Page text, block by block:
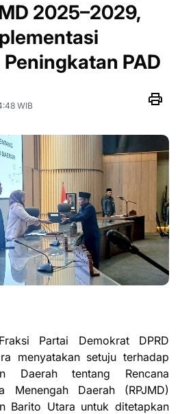
2025–2029,
PAD
WIB
Partai Demokrat DPRD
menyatakan setuju terhadap
Daerah tentang Rencana
Menengah Daerah (RPJMD)
Barito Utara untuk ditetapkan